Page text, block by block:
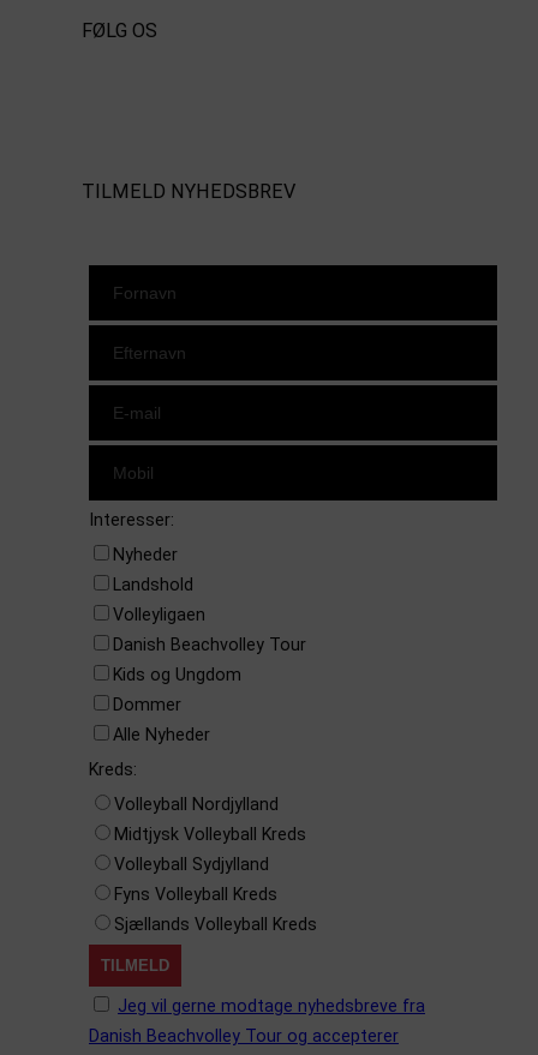
FØLG OS
TILMELD NYHEDSBREV
Interesser:
Nyheder
Landshold
Volleyligaen
Danish Beachvolley Tour
Kids og Ungdom
Dommer
Alle Nyheder
Kreds:
Volleyball Nordjylland
Midtjysk Volleyball Kreds
Volleyball Sydjylland
Fyns Volleyball Kreds
Sjællands Volleyball Kreds
Jeg vil gerne modtage nyhedsbreve fra
Danish Beachvolley Tour og accepterer